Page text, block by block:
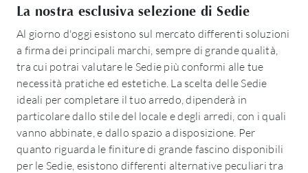
La nostra esclusiva selezione di Sedie
Al giorno d'oggi esistono sul mercato differenti soluzioni
a firma dei principali marchi, sempre di grande qualità,
tra cui potrai valutare le Sedie più conformi alle tue
necessità pratiche ed estetiche. La scelta delle Sedie
ideali per completare il tuo arredo, dipenderà in
particolare dallo stile del locale e degli arredi, con i quali
vanno abbinate, e dallo spazio a disposizione. Per
quanto riguarda le finiture di grande fascino disponibili
per le Sedie, esistono differenti alternative peculiari tra